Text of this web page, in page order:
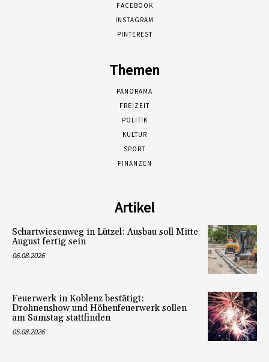
FACEBOOK
INSTAGRAM
PINTEREST
Themen
PANORAMA
FREIZEIT
POLITIK
KULTUR
SPORT
FINANZEN
Artikel
Schartwiesenweg in Lützel: Ausbau soll Mitte
August fertig sein
06.08.2026
Feuerwerk in Koblenz bestätigt:
Drohnenshow und Höhenfeuerwerk sollen
am Samstag stattfinden
05.08.2026